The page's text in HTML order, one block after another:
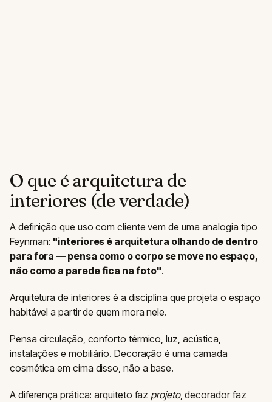
O que é arquitetura de
interiores (de verdade)
A definição que uso com cliente vem de uma analogia tipo
Feynman: "interiores é arquitetura olhando de dentro
para fora — pensa como o corpo se move no espaço,
não como a parede fica na foto".
Arquitetura de interiores é a disciplina que projeta o espaço
habitável a partir de quem mora nele.
Pensa circulação, conforto térmico, luz, acústica,
instalações e mobiliário. Decoração é uma camada
cosmética em cima disso, não a base.
A diferença prática: arquiteto faz projeto, decorador faz